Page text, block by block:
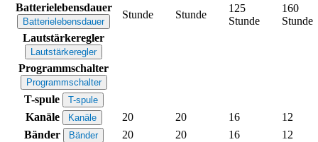
Batterielebensdauer
Batterielebensdauer
Stunde Stunde
125
Stunde
160
Stunde
Lautstärkeregler
Lautstärkeregler
Programmschalter
Programmschalter
T-spule T-spule
Kanäle Kanäle 20 20 16
12
Bänder
Bänder 20 20 16
12